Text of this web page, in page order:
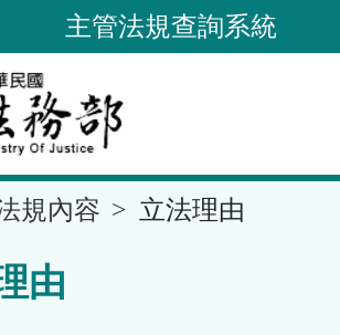
主管法規查詢系統
規內容 立法理由
由